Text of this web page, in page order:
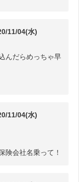
11/04(水)
んだらめっちゃ早
11/04(水)
険会社名乗って！